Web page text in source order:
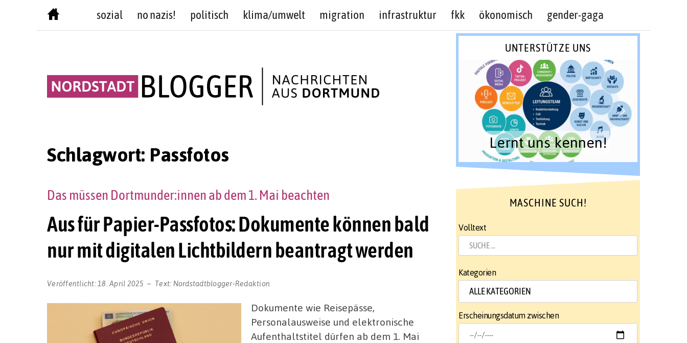
sozial no nazis! politisch klima/umwelt migration infrastruktur fkk ökonomisch gender-gaga
Schlagwort: Passfotos
Aus für Papier-Passfotos: Dokumente können bald
nur mit digitalen Lichtbildern beantragt werden
Das müssen Dortmunder:innen ab dem 1. Mai beachten
Veröffentlicht: 18. April 2025 Text: Nordstadtblogger-Redaktion
Dokumente wie Reisepässe,
Personalausweise und elektronische
Aufenthaltstitel dürfen ab dem 1. Mai
UNTERSTÜTZE UNS
Lernt uns kennen!
MASCHINE SUCH!
Volltext
Kategorien
Erscheinungsdatum zwischen